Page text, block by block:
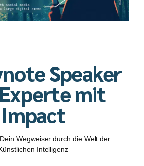
Speaker
mit
Impact
Wegweiser durch die Welt der
Intelligenz